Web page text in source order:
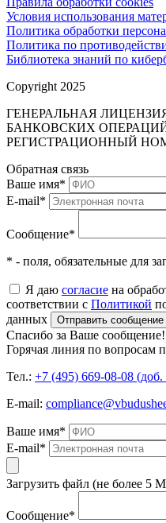
Условия использования
Политика обработки
Политика по
Библиотека знаний по
Copyright 2025
ГЕНЕРАЛЬНАЯ
БАНКОВСКИХ ОПЕРАЦИЙ
РЕГИСТРАЦИОННЫЙ
Обратная связь
Ваше имя*
E-mail*
Сообщение*
* - поля, обязательные для
Я даю согласие на
соответствии с Политикой
данных
Отправить сообщение
Спасибо за Ваше сообщение!
Горячая линия по вопросам
Тел.: +7 (495) 669-08-08 (доб.
E-mail:
Ваше имя*
E-mail*
Загрузить файл (не более 5
Сообщение*